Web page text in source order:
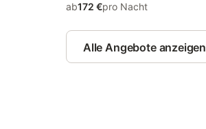
ab172 €pro Nacht
Alle Angebote anzeigen